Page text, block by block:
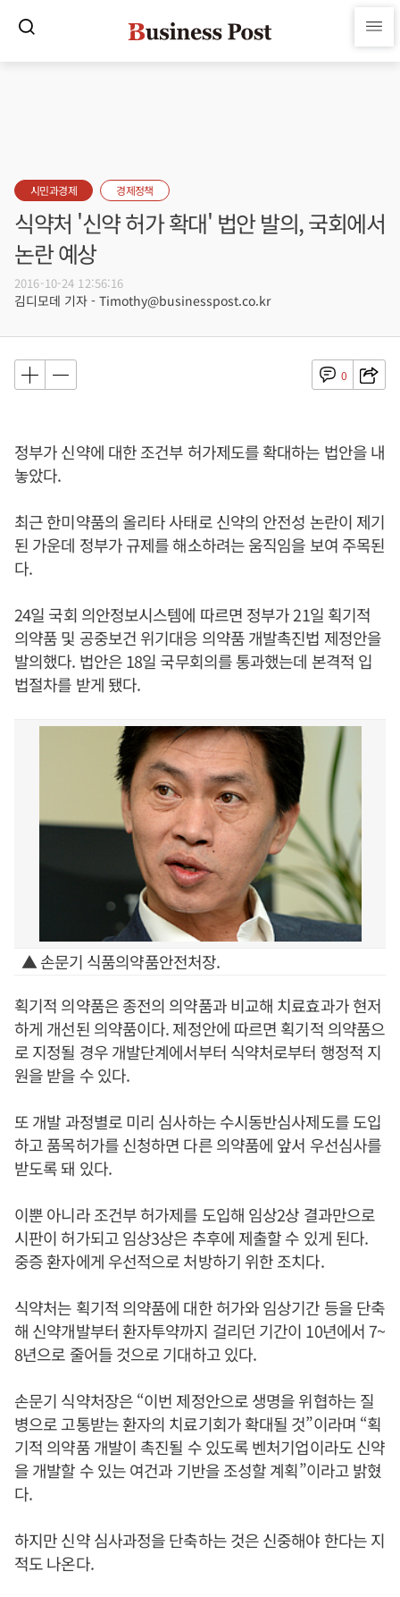
시민과경제 경제정책
식약처 '신약 허가 확대' 법안 발의, 국회에서
논란 예상
2016-10-24 12:56:16
김디모데 기자 - Timothy@businesspost.co.kr
0
정부가 신약에 대한 조건부 허가제도를 확대하는 법안을 내
놓았다.
최근 한미약품의 올리타 사태로 신약의 안전성 논란이 제기
된 가운데 정부가 규제를 해소하려는 움직임을 보여 주목된
다.
24일 국회 의안정보시스템에 따르면 정부가 21일 획기적
의약품 및 공중보건 위기대응 의약품 개발촉진법 제정안을
발의했다. 법안은 18일 국무회의를 통과했는데 본격적 입
법절차를 받게 됐다.
▲ 손문기 식품의약품안전처장.
획기적 의약품은 종전의 의약품과 비교해 치료효과가 현저
하게 개선된 의약품이다. 제정안에 따르면 획기적 의약품으
로 지정될 경우 개발단계에서부터 식약처로부터 행정적 지
원을 받을 수 있다.
또 개발 과정별로 미리 심사하는 수시동반심사제도를 도입
하고 품목허가를 신청하면 다른 의약품에 앞서 우선심사를
받도록 돼 있다.
이뿐 아니라 조건부 허가제를 도입해 임상2상 결과만으로
시판이 허가되고 임상3상은 추후에 제출할 수 있게 된다.
중증 환자에게 우선적으로 처방하기 위한 조치다.
식약처는 획기적 의약품에 대한 허가와 임상기간 등을 단축
해 신약개발부터 환자투약까지 걸리던 기간이 10년에서 7~
8년으로 줄어들 것으로 기대하고 있다.
손문기 식약처장은 “이번 제정안으로 생명을 위협하는 질
병으로 고통받는 환자의 치료기회가 확대될 것”이라며 “획
기적 의약품 개발이 촉진될 수 있도록 벤처기업이라도 신약
을 개발할 수 있는 여건과 기반을 조성할 계획”이라고 밝혔
다.
하지만 신약 심사과정을 단축하는 것은 신중해야 한다는 지
적도 나온다.